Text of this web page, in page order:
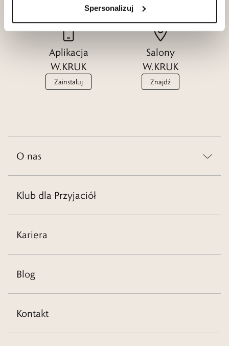
Spersonalizuj
Aplikacja
W.KRUK
Zainstaluj
Salony
W.KRUK
Znajdź
O nas
Klub dla Przyjaciół
Kariera
Blog
Kontakt